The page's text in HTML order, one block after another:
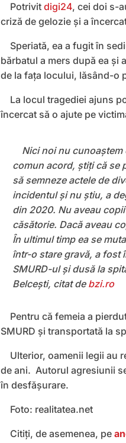
Potrivit digi24, cei doi s-
criză de gelozie și a
Speriată, ea a fugit în
bărbatul a mers după ea și
de la fața locului, lăsând-o
La locul tragediei ajuns
încercat să o ajute pe
Nici noi nu cunoaştem
comun acord, știţi că se
să semneze actele de
incidentul şi nu ştiu, a
din 2020. Nu aveau
căsătorie. Dacă aveau
În ultimul timp ea se
într-o stare gravă, a fost
SMURD-ul şi dusă la
Belcești, citat de bzi.ro
Pentru că femeia a
SMURD și transportată la
Ulterior, oamenii legii au
de ani. Autorul agresiunii
în desfășurare.
Foto: realitatea.net
Citiți, de asemenea, pe